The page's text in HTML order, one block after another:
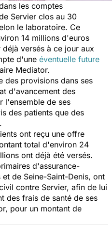
les comptes
Servier clos au 30
le laboratoire. Ce
14 millions d'euros
versés à ce jour aux
d'une éventuelle future
Mediator.
des provisions dans ses
d'avancement des
l'ensemble de ses
des patients que des
ont reçu une offre
total d'environ 24
ont déjà été versés.
d'assurance-
de Seine-Saint-Denis, ont
contre Servier, afin de lui
des frais de santé de ses
pour un montant de